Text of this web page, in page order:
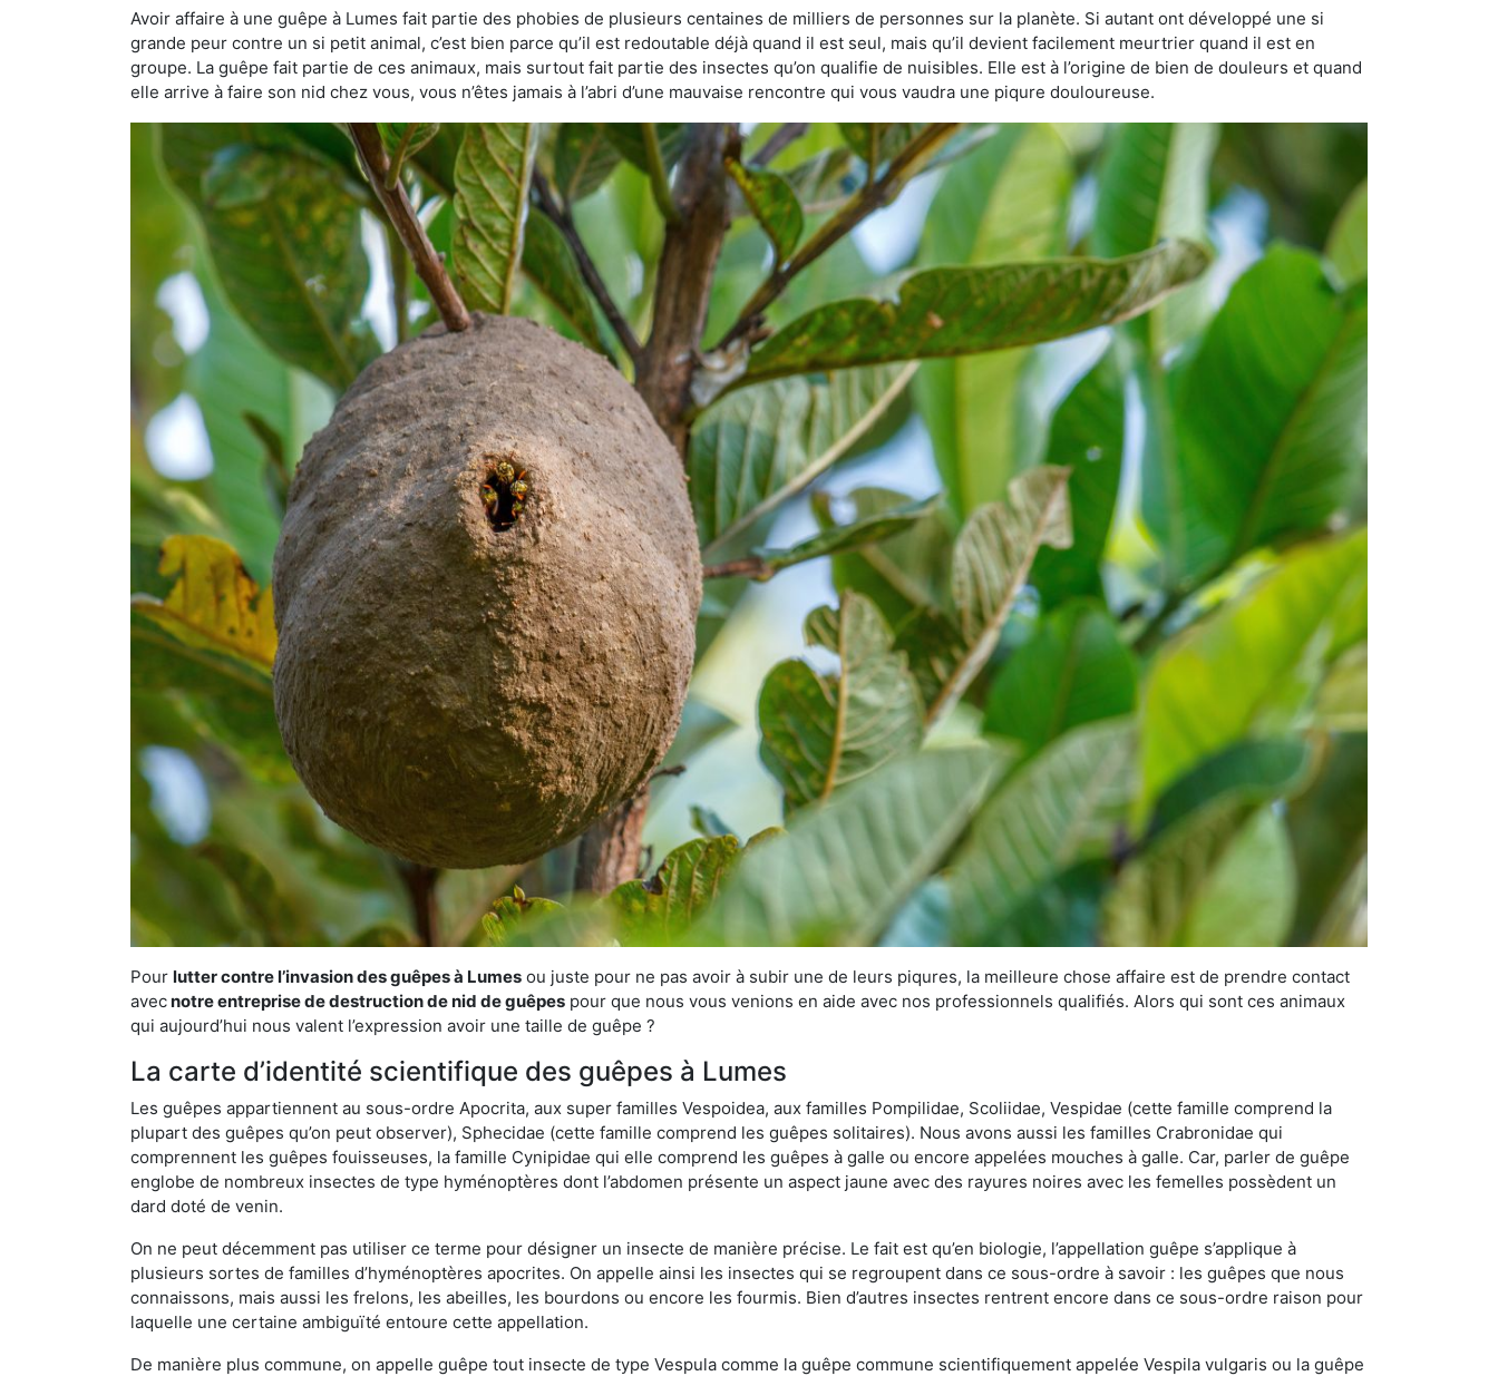
Avoir affaire à une guêpe à Lumes fait partie des phobies de plusieurs centaines de milliers de personnes sur la planète. Si autant ont développé une si
grande peur contre un si petit animal, c’est bien parce qu’il est redoutable déjà quand il est seul, mais qu’il devient facilement meurtrier quand il est en
groupe. La guêpe fait partie de ces animaux, mais surtout fait partie des insectes qu’on qualifie de nuisibles. Elle est à l’origine de bien de douleurs et quand
elle arrive à faire son nid chez vous, vous n’êtes jamais à l’abri d’une mauvaise rencontre qui vous vaudra une piqure douloureuse.
Pour lutter contre l’invasion des guêpes à Lumes ou juste pour ne pas avoir à subir une de leurs piqures, la meilleure chose affaire est de prendre contact
avecnotre entreprise de destruction de nid de guêpes pour que nous vous venions en aide avec nos professionnels qualifiés. Alors qui sont ces animaux
qui aujourd’hui nous valent l’expression avoir une taille de guêpe ?
La carte d’identité scientifique des guêpes à Lumes
Les guêpes appartiennent au sous-ordre Apocrita, aux super familles Vespoidea, aux familles Pompilidae, Scoliidae, Vespidae (cette famille comprend la
plupart des guêpes qu’on peut observer), Sphecidae (cette famille comprend les guêpes solitaires). Nous avons aussi les familles Crabronidae qui
comprennent les guêpes fouisseuses, la famille Cynipidae qui elle comprend les guêpes à galle ou encore appelées mouches à galle. Car, parler de guêpe
englobe de nombreux insectes de type hyménoptères dont l’abdomen présente un aspect jaune avec des rayures noires avec les femelles possèdent un
dard doté de venin.
On ne peut décemment pas utiliser ce terme pour désigner un insecte de manière précise. Le fait est qu’en biologie, l’appellation guêpe s’applique à
plusieurs sortes de familles d’hyménoptères apocrites. On appelle ainsi les insectes qui se regroupent dans ce sous-ordre à savoir : les guêpes que nous
connaissons, mais aussi les frelons, les abeilles, les bourdons ou encore les fourmis. Bien d’autres insectes rentrent encore dans ce sous-ordre raison pour
laquelle une certaine ambiguïté entoure cette appellation.
De manière plus commune, on appelle guêpe tout insecte de type Vespula comme la guêpe commune scientifiquement appelée Vespila vulgaris ou la guêpe